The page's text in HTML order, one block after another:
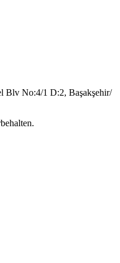
Blv No:4/1 D:2, Başakşehir/